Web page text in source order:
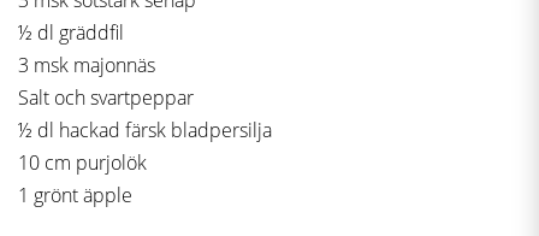
½ dl gräddfil
3 msk majonnäs
Salt och svartpeppar
½ dl hackad färsk bladpersilja
10 cm purjolök
1 grönt äpple